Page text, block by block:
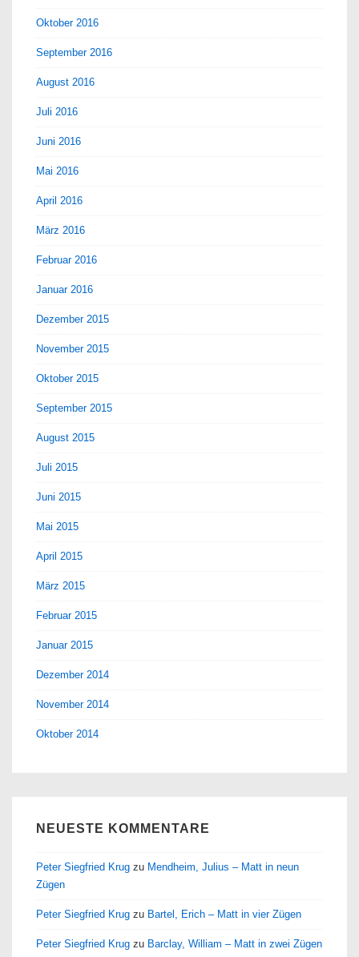
Oktober 2016
September 2016
August 2016
Juli 2016
Juni 2016
Mai 2016
April 2016
März 2016
Februar 2016
Januar 2016
Dezember 2015
November 2015
Oktober 2015
September 2015
August 2015
Juli 2015
Juni 2015
Mai 2015
April 2015
März 2015
Februar 2015
Januar 2015
Dezember 2014
November 2014
Oktober 2014
NEUESTE KOMMENTARE
Peter Siegfried Krug zu Mendheim, Julius – Matt in neun
Zügen
Peter Siegfried Krug zu Bartel, Erich – Matt in vier Zügen
Peter Siegfried Krug zu Barclay, William – Matt in zwei Zügen